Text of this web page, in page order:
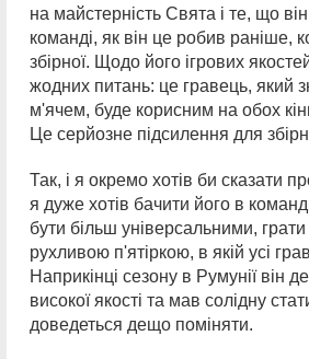
на майстерність Свята і те, що
команді, як він це робив раніше,
збірної. Щодо його ігрових
жодних питань: це гравець, який
м'ячем, буде корисним на обох
Це серйозне підсилення для
Так, і я окремо хотів би сказати
я дуже хотів бачити його в
бути більш універсальними,
рухливою п'ятіркою, в якій усі
Наприкінці сезону в Румунії він
високої якості та мав солідну
доведеться дещо поміняти.